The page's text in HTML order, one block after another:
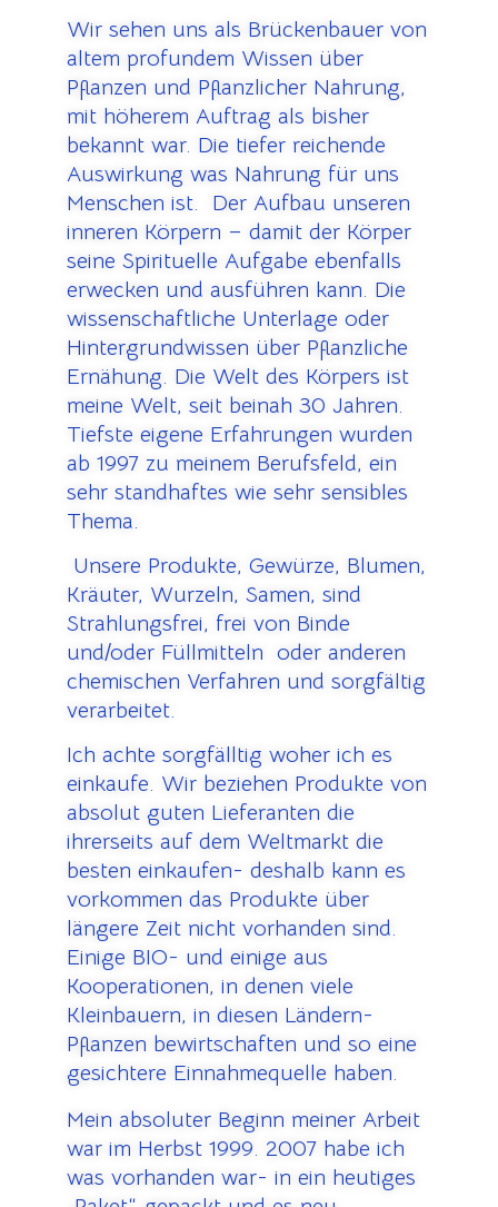
Wir sehen uns als Brückenbauer von
altem profundem Wissen über
Pflanzen und Pflanzlicher Nahrung,
mit höherem Auftrag als bisher
bekannt war. Die tiefer reichende
Auswirkung was Nahrung für uns
Menschen ist. Der Aufbau unseren
inneren Körpern – damit der Körper
seine Spirituelle Aufgabe ebenfalls
erwecken und ausführen kann. Die
wissenschaftliche Unterlage oder
Hintergrundwissen über Pflanzliche
Ernähung. Die Welt des Körpers ist
meine Welt, seit beinah 30 Jahren.
Tiefste eigene Erfahrungen wurden
ab 1997 zu meinem Berufsfeld, ein
sehr standhaftes wie sehr sensibles
Thema.
Unsere Produkte, Gewürze, Blumen,
Kräuter, Wurzeln, Samen, sind
Strahlungsfrei, frei von Binde
und/oder Füllmitteln oder anderen
chemischen Verfahren und sorgfältig
verarbeitet.
Ich achte sorgfälltig woher ich es
einkaufe. Wir beziehen Produkte von
absolut guten Lieferanten die
ihrerseits auf dem Weltmarkt die
besten einkaufen- deshalb kann es
vorkommen das Produkte über
längere Zeit nicht vorhanden sind.
Einige BIO- und einige aus
Kooperationen, in denen viele
Kleinbauern, in diesen Ländern-
Pflanzen bewirtschaften und so eine
gesichtere Einnahmequelle haben.
Mein absoluter Beginn meiner Arbeit
war im Herbst 1999. 2007 habe ich
was vorhanden war- in ein heutiges